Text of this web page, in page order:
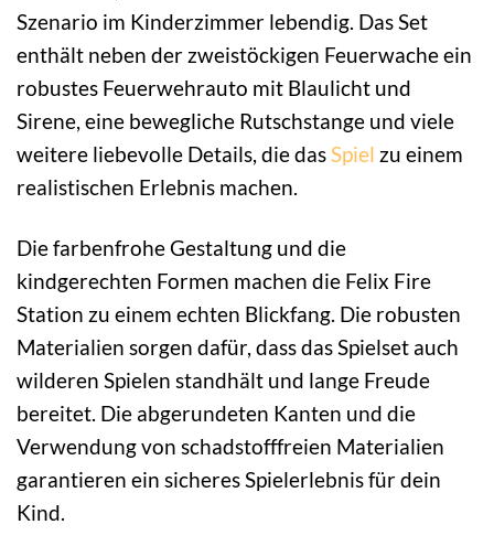
Szenario im Kinderzimmer lebendig. Das Set
enthält neben der zweistöckigen Feuerwache ein
robustes Feuerwehrauto mit Blaulicht und
Sirene, eine bewegliche Rutschstange und viele
weitere liebevolle Details, die dasSpiel zu einem
realistischen Erlebnis machen.
Die farbenfrohe Gestaltung und die
kindgerechten Formen machen die Felix Fire
Station zu einem echten Blickfang. Die robusten
Materialien sorgen dafür, dass das Spielset auch
wilderen Spielen standhält und lange Freude
bereitet. Die abgerundeten Kanten und die
Verwendung von schadstofffreien Materialien
garantieren ein sicheres Spielerlebnis für dein
Kind.